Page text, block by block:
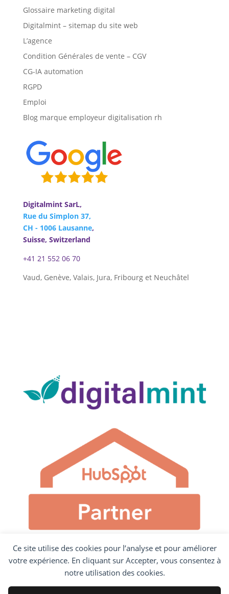
Ce site utilise des cookies pour l’analyse et pour améliorer
votre expérience. En cliquant sur Accepter, vous consentez à
notre utilisation des cookies.
Glossaire marketing digital
Digitalmint – sitemap du site web
L’agence
Condition Générales de vente – CGV
CG-IA automation
RGPD
Emploi
Blog marque employeur digitalisation rh
Digitalmint SarL,
Rue du Simplon 37,
CH - 1006 Lausanne,
Suisse, Switzerland
+41 21 552 06 70
Vaud, Genève, Valais, Jura, Fribourg et Neuchâtel